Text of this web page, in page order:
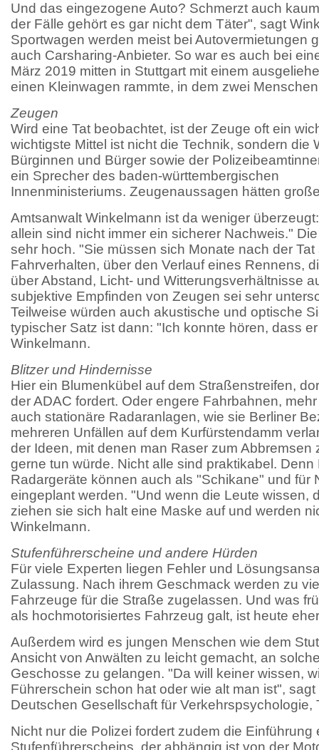
Und das eingezogene Auto? Schmerzt auch
der Fälle gehört es gar nicht dem Täter", sagt
Sportwagen werden meist bei Autovermietungen
auch Carsharing-Anbieter. So war es auch bei
März 2019 mitten in Stuttgart mit einem
einen Kleinwagen rammte, in dem zwei
Zeugen
Wird eine Tat beobachtet, ist der Zeuge oft ein
wichtigste Mittel ist nicht die Technik, sondern die
Bürginnen und Bürger sowie der
ein Sprecher des baden-württembergischen
Innenministeriums. Zeugenaussagen hätten
Amtsanwalt Winkelmann ist da weniger
allein sind nicht immer ein sicherer Nachweis."
sehr hoch. "Sie müssen sich Monate nach der
Fahrverhalten, über den Verlauf eines Rennens,
über Abstand, Licht- und Witterungsverhältnisse
subjektive Empfinden von Zeugen sei sehr
Teilweise würden auch akustische und optische
typischer Satz ist dann: "Ich konnte hören, dass
Winkelmann.
Blitzer und Hindernisse
Hier ein Blumenkübel auf dem Straßenstreifen,
der ADAC fordert. Oder engere Fahrbahnen,
auch stationäre Radaranlagen, wie sie Berliner
mehreren Unfällen auf dem Kurfürstendamm
der Ideen, mit denen man Raser zum Abbremsen
gerne tun würde. Nicht alle sind praktikabel.
Radargeräte können auch als "Schikane" und für
eingeplant werden. "Und wenn die Leute wissen,
ziehen sie sich halt eine Maske auf und werden
Winkelmann.
Stufenführerscheine und andere Hürden
Für viele Experten liegen Fehler und
Zulassung. Nach ihrem Geschmack werden zu
Fahrzeuge für die Straße zugelassen. Und was
als hochmotorisiertes Fahrzeug galt, ist heute
Außerdem wird es jungen Menschen wie dem
Ansicht von Anwälten zu leicht gemacht, an
Geschosse zu gelangen. "Da will keiner wissen,
Führerschein schon hat oder wie alt man ist",
Deutschen Gesellschaft für Verkehrspsychologie,
Nicht nur die Polizei fordert zudem die Einführung
Stufenführerscheins, der abhängig ist von der